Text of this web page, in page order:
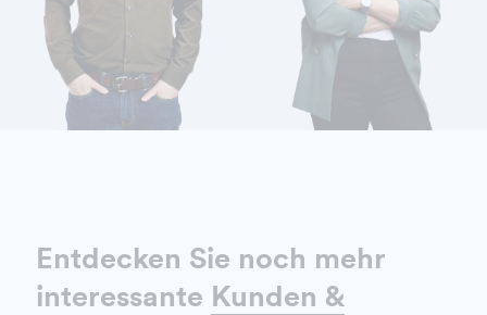
WIEBELT MICHAEL DETAILS ANZEIGEN
Entdecken Sie noch mehr
interessante Kunden &